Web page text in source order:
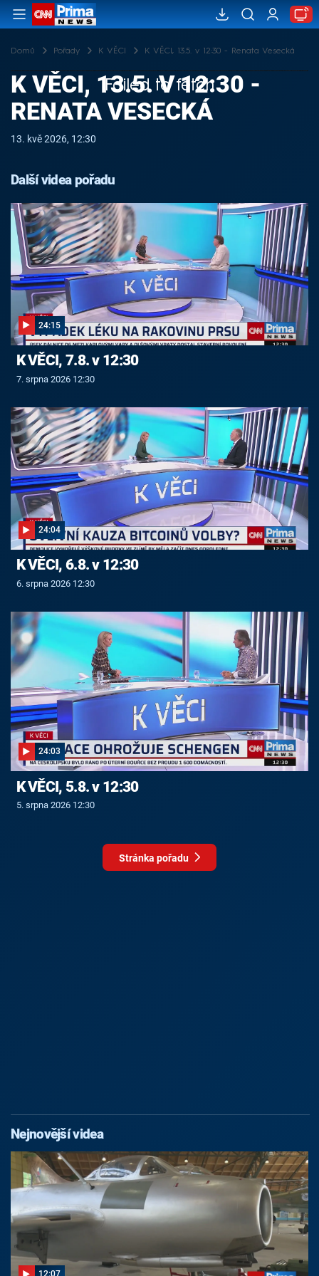
Domů Pořady K VĚCI K VĚCI, 13.5. v 12:30 - Renata Vesecká
Failed to fetch
K VĚCI, 13.5. V 12:30 -
RENATA VESECKÁ
13. kvě 2026, 12:30
Další videa pořadu
24:15
K VĚCI, 7.8. v 12:30
7. srpna 2026 12:30
24:04
K VĚCI, 6.8. v 12:30
6. srpna 2026 12:30
24:03
K VĚCI, 5.8. v 12:30
5. srpna 2026 12:30
Stránka pořadu
Nejnovější videa